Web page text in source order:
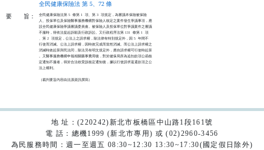
全民健康保險法 第 5、72 條
要
旨：
全民健康保險法第 5  條第 1  項、第 3  項規定，為審議本保險被保險
人、投保單位及保險醫事服務機構對保險人核定之案件發生爭議事項，應
設全民健康保險爭議審議委員會。被保險人及投保單位對爭議案件之審議
不服時，得依法提起訴願及行政訴訟。又行政程序法第 131  條第 1  項
、第 2  項規定，公法上之請求權，除法律有特別規定外，因 5  年間不
行使而消滅。公法上請求權，因時效完成而當然消滅。而公法上請求權之
消滅時效起算與民法同，除法另有明文規定外，應自請求權可行使時起算
。又醫事服務機構申報相關藥事費用後，對於健保局所為追扣款項公函核
定通知不服者，得於合法收受該核定通知後，據以行使請求返還款項之公
法上權利。
（裁判要旨內容由法源資訊撰寫）
地 址：(220242)新北市板橋區中山路1段161號
電 話：總機1999 (新北市專用) 或 (02)2960-3456
為民服務時間：週一至週五 08:30~12:30 13:30~17:30(國定假日除外)